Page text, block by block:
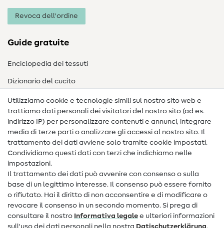
Revoca dell'ordine
Guide gratuite
Enciclopedia dei tessuti
Dizionario del cucito
Nähanleitungen
Assistenza e contatto
Contatto
Informazioni sul nuovo proprietario
FAQ
Diritto di recesso
Popolare
Utilizziamo cookie e tecnologie simili sul nostro sito web e
trattiamo dati personali dei visitatori del nostro sito (ad es.
indirizzo IP) per personalizzare contenuti e annunci, integrare
media di terze parti o analizzare gli accessi al nostro sito. Il
trattamento dei dati avviene solo tramite cookie impostati.
Condividiamo questi dati con terzi che indichiamo nelle
impostazioni.
Il trattamento dei dati può avvenire con consenso o sulla
base di un legittimo interesse. Il consenso può essere fornito
o rifiutato. Hai il diritto di non acconsentire e di modificare o
revocare il consenso in un secondo momento. Si prega di
consultare il nostro Informativa legale e ulteriori informazioni
sull'uso dei dati personali nella nostra Dati­schutz­erklärung.